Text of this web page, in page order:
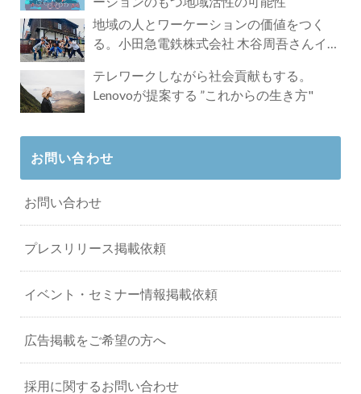
地域の人とワーケーションの価値をつく
る。小田急電鉄株式会社 木谷周吾さんイン
テレワークしながら社会貢献もする。
Lenovoが提案する ”これからの生き方"
お問い合わせ
お問い合わせ
プレスリリース掲載依頼
イベント・セミナー情報掲載依頼
広告掲載をご希望の方へ
採用に関するお問い合わせ